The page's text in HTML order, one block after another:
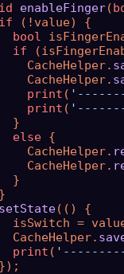
enableFinger(
(!value) {
bool
if
CacheHelper.
CacheHelper.
print (
print (
}
else {
CacheHelper.
CacheHelper.
}
(() {
isSwitch =
CacheHelper.
print (